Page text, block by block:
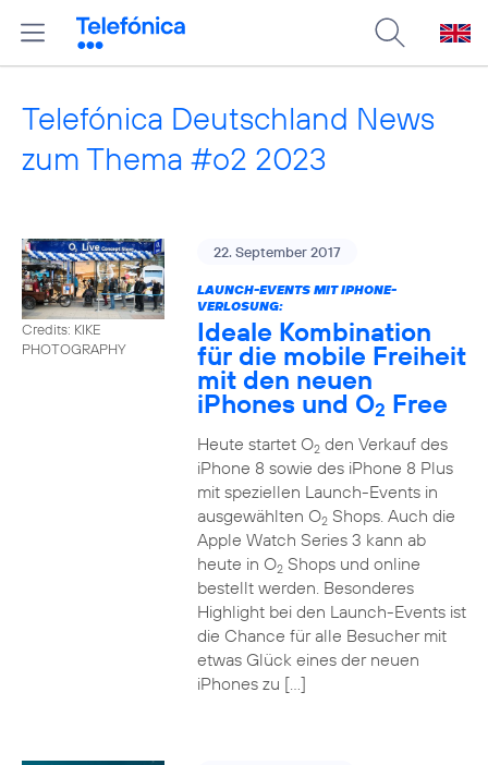
Telefónica Deutschland News
zum Thema #o2 2023
Credits: KIKE
PHOTOGRAPHY
22. September 2017
LAUNCH-EVENTS MIT IPHONE-
VERLOSUNG:
Ideale Kombination
für die mobile Freiheit
mit den neuen
iPhones und O2 Free
Heute startet O2den Verkauf des
iPhone 8 sowie des iPhone 8 Plus
mit speziellen Launch-Events in
ausgewählten O2Shops. Auch die
Apple Watch Series 3 kann ab
heute in O2Shops und online
bestellt werden. Besonderes
Highlight bei den Launch-Events ist
die Chance für alle Besucher mit
etwas Glück eines der neuen
iPhones zu […]